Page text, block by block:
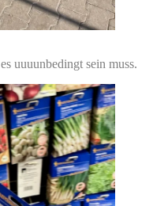
uuuunbedingt sein muss.